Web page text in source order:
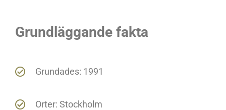
Grundläggande fakta
Grundades: 1991
Orter: Stockholm